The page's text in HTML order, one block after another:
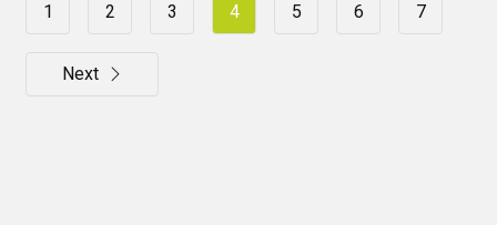
1 2 3 4 5 6 7
Next